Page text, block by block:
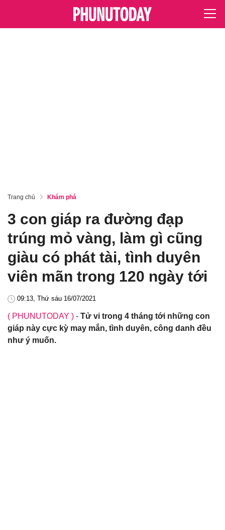
Trang chủ Khám phá
3 con giáp ra đường đạp
trúng mỏ vàng, làm gì cũng
giàu có phát tài, tình duyên
viên mãn trong 120 ngày tới
09:13, Thứ sáu 16/07/2021
( PHUNUTODAY ) - Tử vi trong 4 tháng tới những con
giáp này cực kỳ may mắn, tình duyên, công danh đều
như ý muốn.